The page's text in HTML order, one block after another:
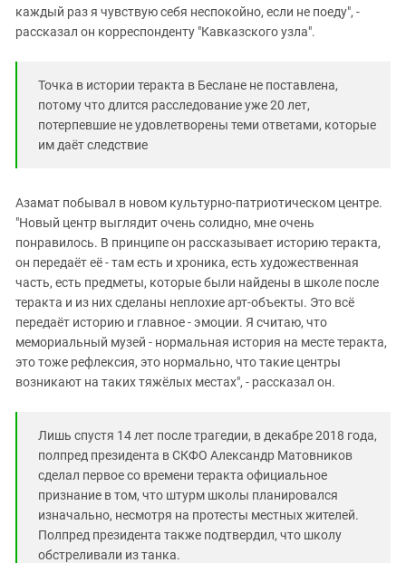
каждый раз я чувствую себя неспокойно, если не поеду", -
рассказал он корреспонденту "Кавказского узла".
Точка в истории теракта в Беслане не поставлена,
потому что длится расследование уже 20 лет,
потерпевшие не удовлетворены теми ответами, которые
им даёт следствие
Азамат побывал в новом культурно-патриотическом центре.
"Новый центр выглядит очень солидно, мне очень
понравилось. В принципе он рассказывает историю теракта,
он передаёт её - там есть и хроника, есть художественная
часть, есть предметы, которые были найдены в школе после
теракта и из них сделаны неплохие арт-объекты. Это всё
передаёт историю и главное - эмоции. Я считаю, что
мемориальный музей - нормальная история на месте теракта,
это тоже рефлексия, это нормально, что такие центры
возникают на таких тяжёлых местах", - рассказал он.
Лишь спустя 14 лет после трагедии, в декабре 2018 года,
полпред президента в СКФО Александр Матовников
сделал первое со времени теракта официальное
признание в том, что штурм школы планировался
изначально, несмотря на протесты местных жителей.
Полпред президента также подтвердил, что школу
обстреливали из танка.